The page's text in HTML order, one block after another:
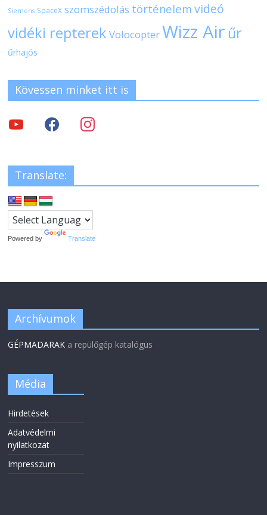
Siemens SpaceX szomszédolás történelem videó
vidéki repterek VolocopterWizz Air űr
űrhajós
Kövessen minket itt is
Translate:
Powered by Translate
Archívumok
GÉPMADARAK a repülőgép katalógus
Média
Hirdetések
Adatvédelmi
nyilatkozat
Impresszum